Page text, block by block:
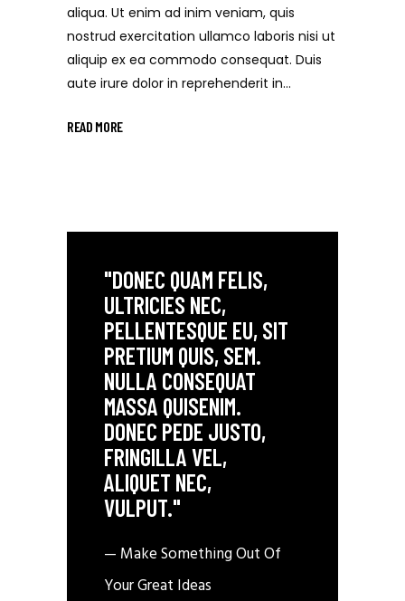
aliqua. Ut enim ad inim veniam, quis
nostrud exercitation ullamco laboris nisi ut
aliquip ex ea commodo consequat. Duis
aute irure dolor in reprehenderit in...
READ MORE
"DONEC QUAM FELIS,
ULTRICIES NEC,
PELLENTESQUE EU, SIT
PRETIUM QUIS, SEM.
NULLA CONSEQUAT
MASSA QUISENIM.
DONEC PEDE JUSTO,
FRINGILLA VEL,
ALIQUET NEC,
VULPUT."
— Make Something Out Of
Your Great Ideas